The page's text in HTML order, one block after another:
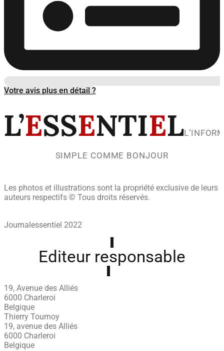
Votre avis plus en détail ?
L’ESSENTIEL
SIMPLE COMME BONJOUR
Les photos et illustrations sont la propriété exclusive de leurs
auteurs respectifs © Tous droits réservés.
Journalessentiel 2022
Editeur responsable
19, Avenue des Alliés
6000 Charleroi
Belgique
Thierry Tournoy
19, avenue des Alliés
6000 Charleroi
Belgique